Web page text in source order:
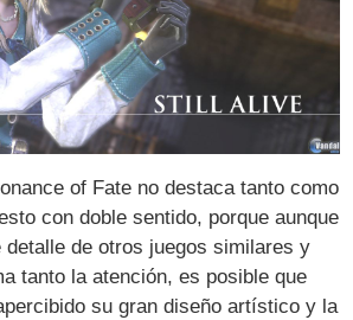
of Fate no destaca tanto como
con doble sentido, porque aunque
detalle de otros juegos similares y
tanto la atención, es posible que
su gran diseño artístico y la